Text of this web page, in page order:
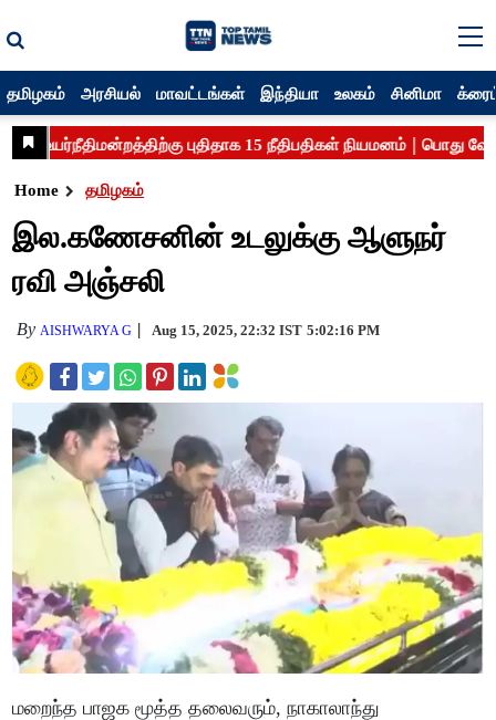
தமிழகம் அரசியல் மாவட்டங்கள் இந்தியா உலகம் சினிமா
Home தமிழகம்
இல.கணேசனின் உடலுக்கு ஆளுநர்
ரவி அஞ்சலி
By AISHWARYA G Aug 15, 2025, 22:32 IST 5:02:16 PM
மறைந்த பாஜக மூத்த தலைவரும், நாகாலாந்து